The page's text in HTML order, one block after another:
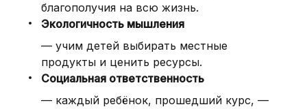
благополучия на всю жизнь.
Экологичность мышления
— учим детей выбирать местные
продукты и ценить ресурсы.
Социальная ответственность
— каждый ребёнок, прошедший курс, —